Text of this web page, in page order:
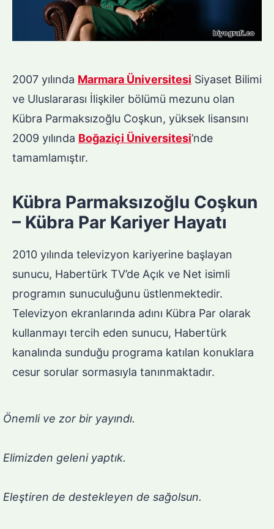
2007 yılında Marmara Üniversitesi Siyaset Bilimi
ve Uluslararası İlişkiler bölümü mezunu olan
Kübra Parmaksızoğlu Coşkun, yüksek lisansını
2009 yılında Boğaziçi Üniversitesi’nde
tamamlamıştır.
Kübra Parmaksızoğlu Coşkun
– Kübra Par Kariyer Hayatı
2010 yılında televizyon kariyerine başlayan
sunucu, Habertürk TV’de Açık ve Net isimli
programın sunuculuğunu üstlenmektedir.
Televizyon ekranlarında adını Kübra Par olarak
kullanmayı tercih eden sunucu, Habertürk
kanalında sunduğu programa katılan konuklara
cesur sorular sormasıyla tanınmaktadır.
Önemli ve zor bir yayındı.
Elimizden geleni yaptık.
Eleştiren de destekleyen de sağolsun.